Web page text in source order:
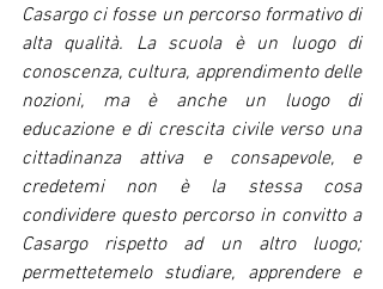
Casargo ci fosse un percorso formativo di
alta qualità. La scuola è un luogo di
conoscenza, cultura, apprendimento delle
nozioni, ma è anche un luogo di
educazione e di crescita civile verso una
cittadinanza attiva e consapevole, e
credetemi non è la stessa cosa
condividere questo percorso in convitto a
Casargo rispetto ad un altro luogo;
permettetemelo studiare, apprendere e